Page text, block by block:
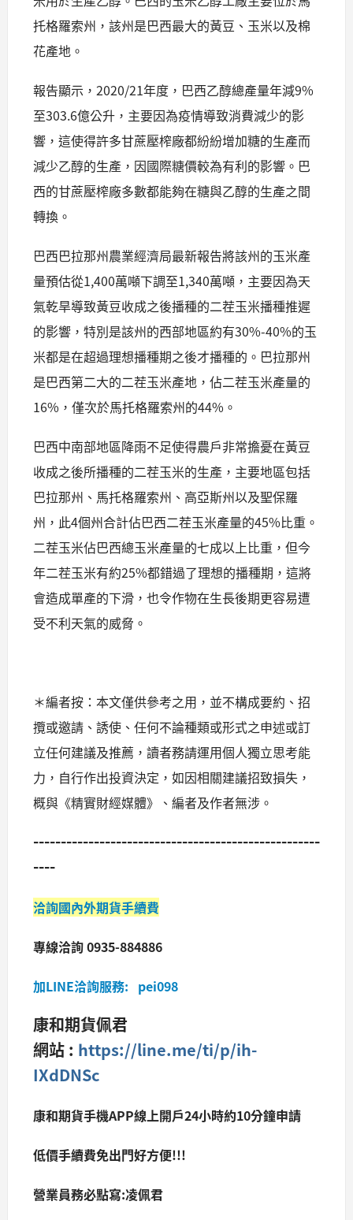
托格羅索州，該州是巴西最大的黃豆、玉米以及棉
花產地。
報告顯示，2020/21年度，巴西乙醇總產量年減9%
至303.6億公升，主要因為疫情導致消費減少的影
響，這使得許多甘蔗壓榨廠都紛紛增加糖的生產而
減少乙醇的生產，因國際糖價較為有利的影響。巴
西的甘蔗壓榨廠多數都能夠在糖與乙醇的生產之間
轉換。
巴西巴拉那州農業經濟局最新報告將該州的玉米產
量預估從1,400萬噸下調至1,340萬噸，主要因為天
氣乾旱導致黃豆收成之後播種的二茬玉米播種推遲
的影響，特別是該州的西部地區約有30%-40%的玉
米都是在超過理想播種期之後才播種的。巴拉那州
是巴西第二大的二茬玉米產地，佔二茬玉米產量的
16%，僅次於馬托格羅索州的44%。
巴西中南部地區降雨不足使得農戶非常擔憂在黃豆
收成之後所播種的二茬玉米的生產，主要地區包括
巴拉那州、馬托格羅索州、高亞斯州以及聖保羅
州，此4個州合計佔巴西二茬玉米產量的45%比重。
二茬玉米佔巴西總玉米產量的七成以上比重，但今
年二茬玉米有約25%都錯過了理想的播種期，這將
會造成單產的下滑，也令作物在生長後期更容易遭
受不利天氣的威脅。
＊編者按：本文僅供參考之用，並不構成要約、招
攬或邀請、誘使、任何不論種類或形式之申述或訂
立任何建議及推薦，讀者務請運用個人獨立思考能
力，自行作出投資決定，如因相關建議招致損失，
概與《精實財經媒體》、編者及作者無涉。
----------------------------------------------------
----
洽詢國內外期貨手續費
專線洽詢 0935-884886
加LINE洽詢服務: pei098
康和期貨佩君
網站 : https://line.me/ti/p/ih-
IXdDNSc
康和期貨手機APP線上開戶24小時約10分鐘申請
低價手續費免出門好方便!!!
營業員務必點寫:凌佩君